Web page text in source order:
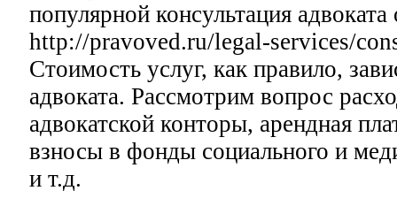
популярной консультация
http://pravoved.ru/legal-services/
Стоимость услуг, как правило,
адвоката. Рассмотрим вопрос
адвокатской конторы, арендная
взносы в фонды социального и
и т.д.